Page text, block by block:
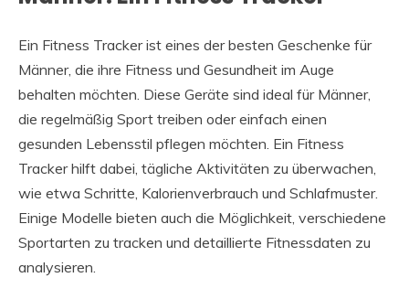
Ein Fitness Tracker ist eines der besten Geschenke für
Männer, die ihre Fitness und Gesundheit im Auge
behalten möchten. Diese Geräte sind ideal für Männer,
die regelmäßig Sport treiben oder einfach einen
gesunden Lebensstil pflegen möchten. Ein Fitness
Tracker hilft dabei, tägliche Aktivitäten zu überwachen,
wie etwa Schritte, Kalorienverbrauch und Schlafmuster.
Einige Modelle bieten auch die Möglichkeit, verschiedene
Sportarten zu tracken und detaillierte Fitnessdaten zu
analysieren.